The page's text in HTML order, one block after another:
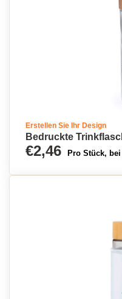
Erstellen Sie Ihr Design
Bedruckte
€2,46 Pro Stück,